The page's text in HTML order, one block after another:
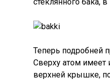
Теперь подробней
Сверху атом имеет
верхней крышке,